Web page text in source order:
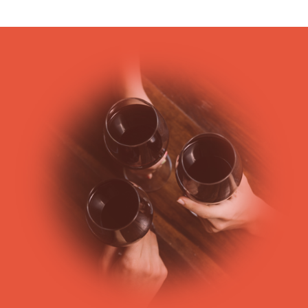
connu pour ses millésimes de renommée internationale.
nombreux grands crus dont les vins de
Cheval Blanc ),Sauternes(Château d’Yquem
Pauillacpar exempleLatour, Lafite,
) ont bâti la réputation des vins de Bordeaux. Au-
delà des appellations communales, elle regroupe également
des appellations régionales telles que le Bordeaux supérieur.
Le Bordeaux supérieur, a d’ailleurs, pour particularité de se
composer du raisin de vignes âgées. Son vin fait
obligatoirement l’objet d’un élevage de plus de neuf mois.
Bien que cela ne soit pas la seule raison de l’importante
viticulture dans cette zone du Sud-Ouest, elle bénéficie de
conditions climatiques et de diversité de texture de sols, qui
font la qualité des vins de Bordeaux. Pourtant, la raison de
l’implantation du commerce du vin dans cette région est